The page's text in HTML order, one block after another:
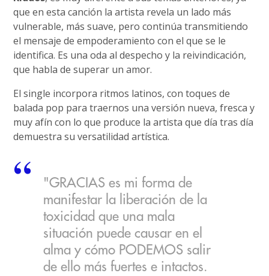
que en esta canción la artista revela un lado más
vulnerable, más suave, pero continúa transmitiendo
el mensaje de empoderamiento con el que se le
identifica. Es una oda al despecho y la reivindicación,
que habla de superar un amor.
El single incorpora ritmos latinos, con toques de
balada pop para traernos una versión nueva, fresca y
muy afín con lo que produce la artista que día tras día
demuestra su versatilidad artística.
"GRACIAS es mi forma de
manifestar la liberación de la
toxicidad que una mala
situación puede causar en el
alma y cómo PODEMOS salir
de ello más fuertes e intactos.